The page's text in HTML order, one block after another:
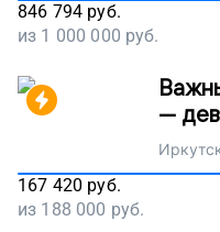
846 794 руб.
из 1 000 000 руб.
—
167 420 руб.
из 188 000 руб.